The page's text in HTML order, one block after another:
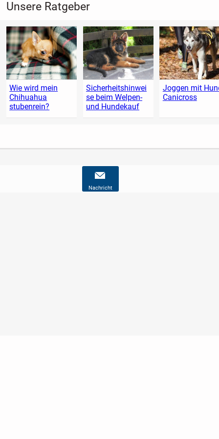
Unsere Ratgeber
Wie wird mein
Chihuahua
stubenrein?
Sicherheitshinwei
se beim Welpen-
und Hundekauf
Joggen mit
Canicross
Nachricht